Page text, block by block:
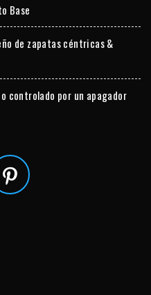
Base
de zapatas céntricas &
controlado por un apagador